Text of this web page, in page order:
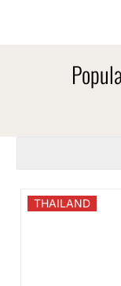
THAILAND